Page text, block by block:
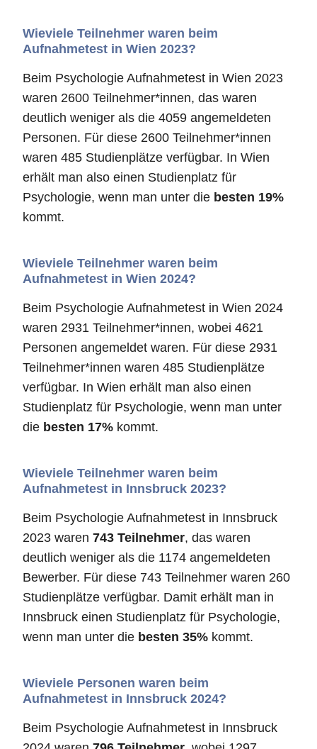
Wieviele Teilnehmer waren beim
Aufnahmetest in Wien 2023?
Beim Psychologie Aufnahmetest in Wien 2023
waren 2600 Teilnehmer*innen, das waren
deutlich weniger als die 4059 angemeldeten
Personen. Für diese 2600 Teilnehmer*innen
waren 485 Studienplätze verfügbar. In Wien
erhält man also einen Studienplatz für
Psychologie, wenn man unter die besten 19%
kommt.
Wieviele Teilnehmer waren beim
Aufnahmetest in Wien 2024?
Beim Psychologie Aufnahmetest in Wien 2024
waren 2931 Teilnehmer*innen, wobei 4621
Personen angemeldet waren. Für diese 2931
Teilnehmer*innen waren 485 Studienplätze
verfügbar. In Wien erhält man also einen
Studienplatz für Psychologie, wenn man unter
die besten 17% kommt.
Wieviele Teilnehmer waren beim
Aufnahmetest in Innsbruck 2023?
Beim Psychologie Aufnahmetest in Innsbruck
2023 waren 743 Teilnehmer, das waren
deutlich weniger als die 1174 angemeldeten
Bewerber. Für diese 743 Teilnehmer waren 260
Studienplätze verfügbar. Damit erhält man in
Innsbruck einen Studienplatz für Psychologie,
wenn man unter die besten 35% kommt.
Wieviele Personen waren beim
Aufnahmetest in Innsbruck 2024?
Beim Psychologie Aufnahmetest in Innsbruck